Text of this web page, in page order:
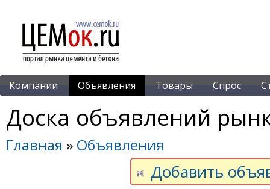
Компании Объявления Товары Спрос
Доска объявлений
Главная » Объявления
Добавить